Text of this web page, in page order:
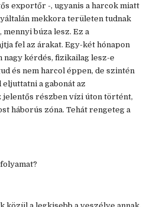
exportőr -, ugyanis a harcok miatt
mekkora területen tudnak
búza lesz. Ez a
fel az árakat. Egy-két hónapon
kérdés, fizikailag lesz-e
és nem harcol éppen, de szintén
a gabonát az
részben vízi úton történt,
háborús zóna. Tehát rengeteg a